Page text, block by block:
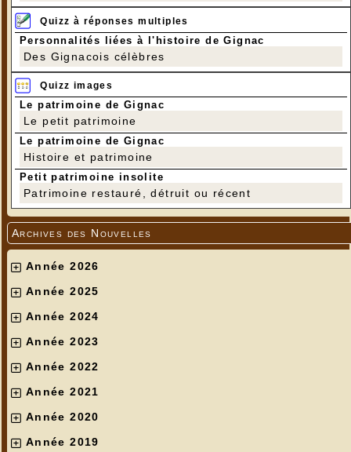
Quizz à réponses multiples
Personnalités liées à l'histoire de Gignac
Des Gignacois célèbres
Quizz images
Le patrimoine de Gignac
Le petit patrimoine
Le patrimoine de Gignac
Histoire et patrimoine
Petit patrimoine insolite
Patrimoine restauré, détruit ou récent
Archives des Nouvelles
Année 2026
Année 2025
Année 2024
Année 2023
Année 2022
Année 2021
Année 2020
Année 2019